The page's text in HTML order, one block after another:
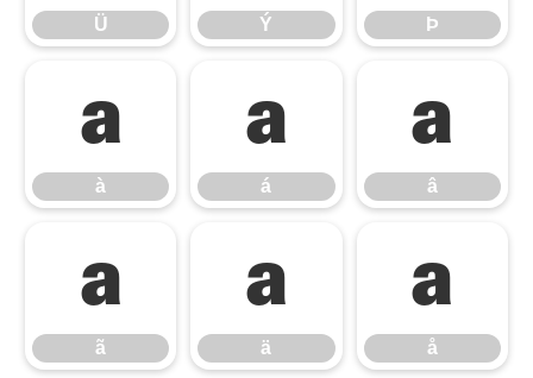
Ü Ý Þ
à
à
á
á
â
â
ã
ã
ä
ä
å
å